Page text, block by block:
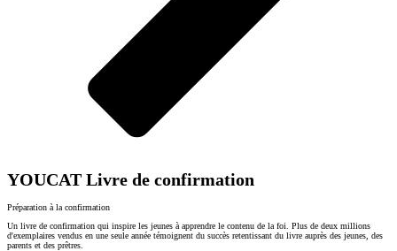
YOUCAT Livre de confirmation
Préparation à la confirmation
Un livre de confirmation qui inspire les jeunes à apprendre le contenu de la foi. Plus de deux millions
d'exemplaires vendus en une seule année témoignent du succès retentissant du livre auprès des jeunes, des
parents et des prêtres.